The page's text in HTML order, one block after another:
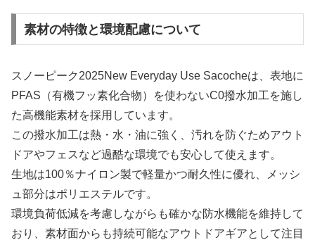
素材の特徴と環境配慮について
スノーピーク2025New Everyday Use Sacocheは、表地に
PFAS（有機フッ素化合物）を使わないC0撥水加工を施し
た高機能素材を採用しています。
この撥水加工は熱・水・油に強く、汚れを防ぐためアウト
ドアやフェスなど過酷な環境でも安心して使えます。
生地は100％ナイロン製で軽量かつ耐久性に優れ、メッシ
ュ部分はポリエステルです。
環境負荷低減を考慮しながらも確かな防水機能を維持して
おり、素材面からも持続可能なアウトドアギアとして注目